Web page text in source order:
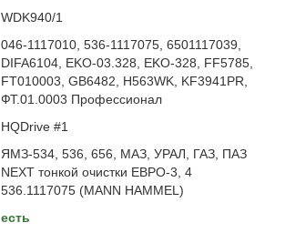
WDK940/1
046-1117010, 536-1117075, 6501117039,
DIFA6104, EKO-03.328, EKO-328, FF5785,
FT010003, GB6482, H563WK, KF3941PR,
ФТ.01.0003 Профессионал
HQDrive #1
ЯМЗ-534, 536, 656, МАЗ, УРАЛ, ГАЗ, ПАЗ
NEXT тонкой очистки ЕВРО-3, 4
536.1117075 (MANN HAMMEL)
есть